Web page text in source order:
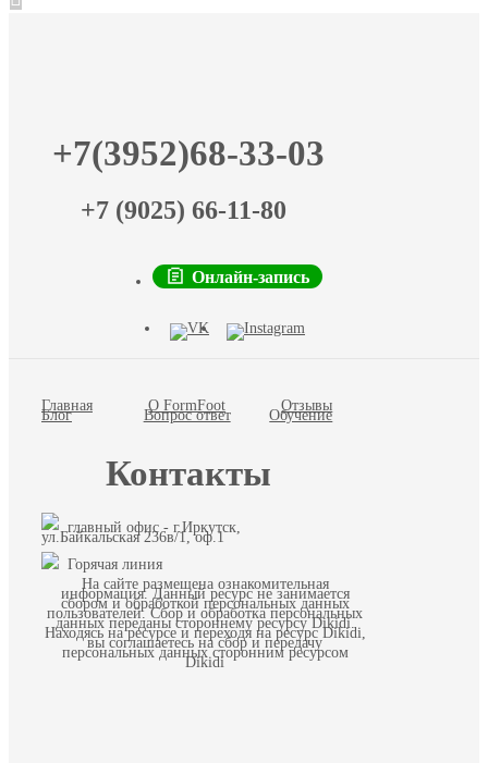
+7(3952)68-33-03
+7 (9025) 66-11-80
Онлайн-запись
Главная О FormFoot Отзывы
Блог Вопрос ответ Обучение
Контакты
главный офис - г.Иркутск,
ул.Байкальская 236в/1, оф.1
Горячая линия
На сайте размещена ознакомительная
информация. Данный ресурс не занимается
сбором и обработкой персональных данных
пользователей. Сбор и обработка персональных
данных переданы стороннему ресурсу Dikidi.
Находясь на ресурсе и переходя на ресурс Dikidi,
вы соглашаетесь на сбор и передачу
персональных данных сторонним ресурсом
Dikidi